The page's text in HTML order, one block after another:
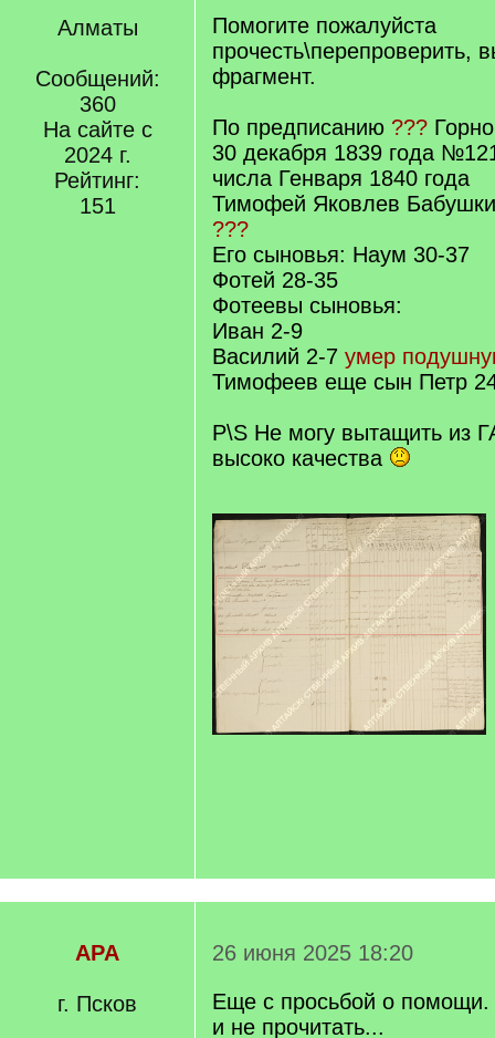
Алматы
Сообщений:
360
На сайте с
2024 г.
Рейтинг:
151
Помогите пожалуйста
прочесть\перепроверить,
фрагмент.
По предписанию ???
30 декабря 1839 года
числа Генваря 1840 года
Тимофей Яковлев
???
Его сыновья: Наум 30-37
Фотей 28-35
Фотеевы сыновья:
Иван 2-9
Василий 2-7 умер
Тимофеев еще сын Петр
P\S Не могу вытащить из
высоко качества
APA
г. Псков
26 июня 2025 18:20
Еще с просьбой о помощи.
и не прочитать...